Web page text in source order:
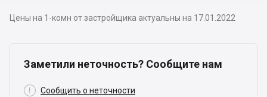
Цены на 1-комн от застройщика актуальны на 17.01.2022
Заметили неточность? Сообщите нам
 Сообщить о неточности